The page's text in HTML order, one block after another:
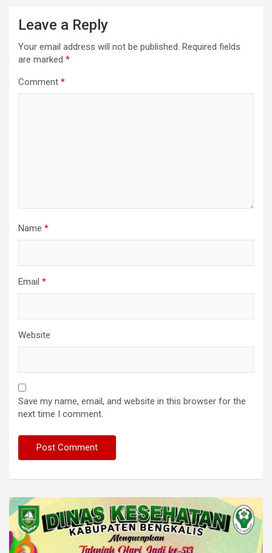
Leave a Reply
Your email address will not be published. Required fields
are marked *
Comment *
Name *
Email *
Website
Save my name, email, and website in this browser for the
next time I comment.